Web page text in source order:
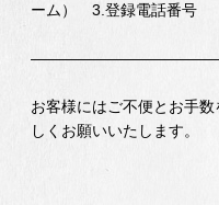
ーム） 3.登録電話番号
お客様にはご不便とお手
しくお願いいたします。